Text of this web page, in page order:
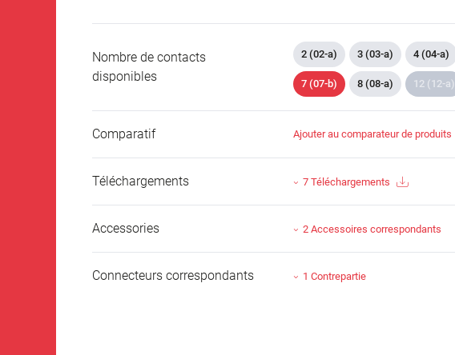
Nombre de contacts
disponibles
2 (02-a) 3 (03-a) 4 (04-a)
7 (07-b) 8 (08-a) 12 (12-a)
Comparatif Ajouter au comparateur de produits
Téléchargements 7 Téléchargements
Accessories 2 Accessoires correspondants
Connecteurs correspondants 1 Contrepartie